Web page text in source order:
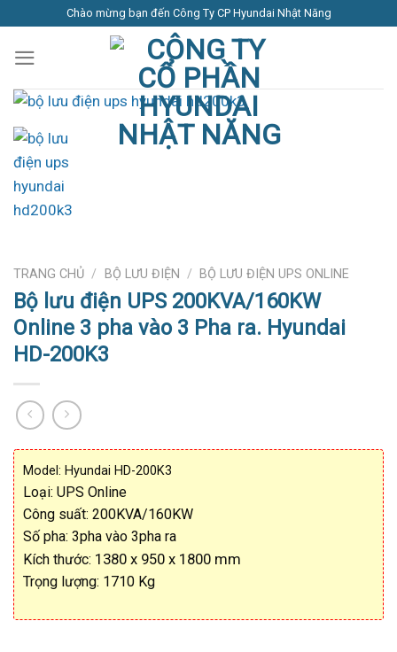
content
Chào mừng bạn đến Công Ty CP Hyundai Nhật Năng
TRANG CHỦ / BỘ LƯU ĐIỆN / BỘ LƯU ĐIỆN UPS ONLINE
Bộ lưu điện UPS 200KVA/160KW
Online 3 pha vào 3 Pha ra. Hyundai
HD-200K3
Model: Hyundai HD-200K3
Loại: UPS Online
Công suất: 200KVA/160KW
Số pha: 3pha vào 3pha ra
Kích thước: 1380 x 950 x 1800 mm
Trọng lượng: 1710 Kg